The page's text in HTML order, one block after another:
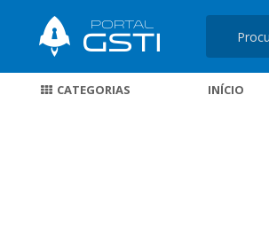
CATEGORIAS INÍCIO